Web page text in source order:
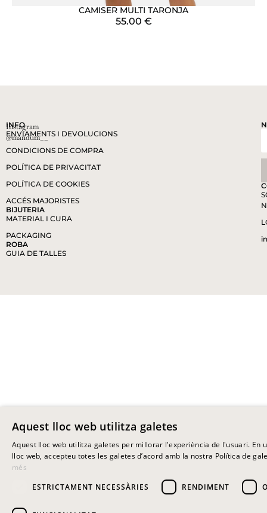
CAMISER MULTI TARONJA
55.00 €
Instagram
@mandum__
INFO
ENVIAMENTS I DEVOLUCIONS
CONDICIONS DE COMPRA
POLÍTICA DE PRIVACITAT
POLÍTICA DE COOKIES
ACCÉS MAJORISTES
BIJUTERIA
MATERIAL I CURA
PACKAGING
ROBA
GUIA DE TALLES
Aquest lloc web utilitza galetes
Aquest lloc web utilitza galetes per millorar l'experiència de l'usuari. En
lloc web, accepteu totes les galetes d’acord amb la nostra Política de
més
ESTRICTAMENT NECESSÀRIES
RENDIMENT